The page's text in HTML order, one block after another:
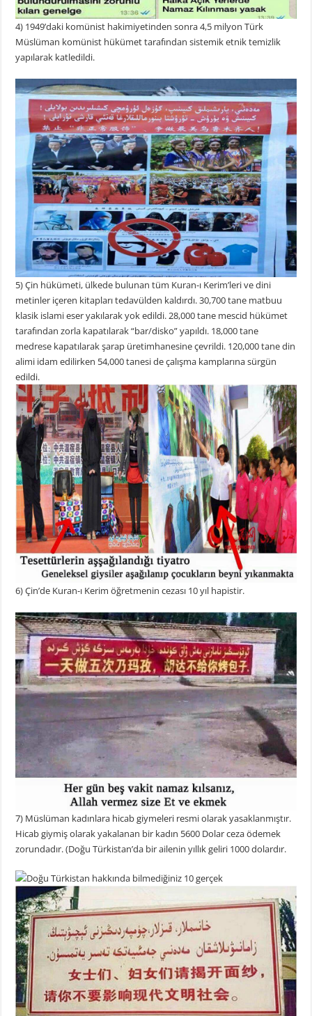
4) 1949’daki komünist hakimiyetinden sonra 4,5 milyon Türk
Müslüman komünist hükümet tarafından sistemik etnik temizlik
yapılarak katledildi.
5) Çin hükümeti, ülkede bulunan tüm Kuran-ı Kerim’leri ve dini
metinler içeren kitapları tedavülden kaldırdı. 30,700 tane matbuu
klasik islami eser yakılarak yok edildi. 28,000 tane mescid hükümet
tarafından zorla kapatılarak “bar/disko” yapıldı. 18,000 tane
medrese kapatılarak şarap üretimhanesine çevrildi. 120,000 tane din
alimi idam edilirken 54,000 tanesi de çalışma kamplarına sürgün
edildi.
6) Çin’de Kuran-ı Kerim öğretmenin cezası 10 yıl hapistir.
7) Müslüman kadınlara hicab giymeleri resmi olarak yasaklanmıştır.
Hicab giymiş olarak yakalanan bir kadın 5600 Dolar ceza ödemek
zorundadır. (Doğu Türkistan’da bir ailenin yıllık geliri 1000 dolardır.